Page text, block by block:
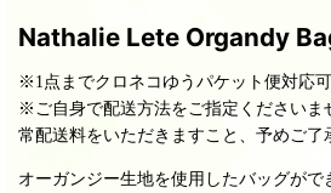
Nathalie Lete Organdy
※1点までクロネコゆうパケット便対応可
※ご自身で配送方法をご指定くださいま
常配送料をいただきますこと、予めご了
オーガンジー生地を使用したバッグがで